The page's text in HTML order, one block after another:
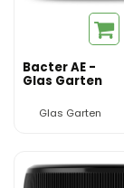
Bacter AE -
Glas Garten
Glas Garten